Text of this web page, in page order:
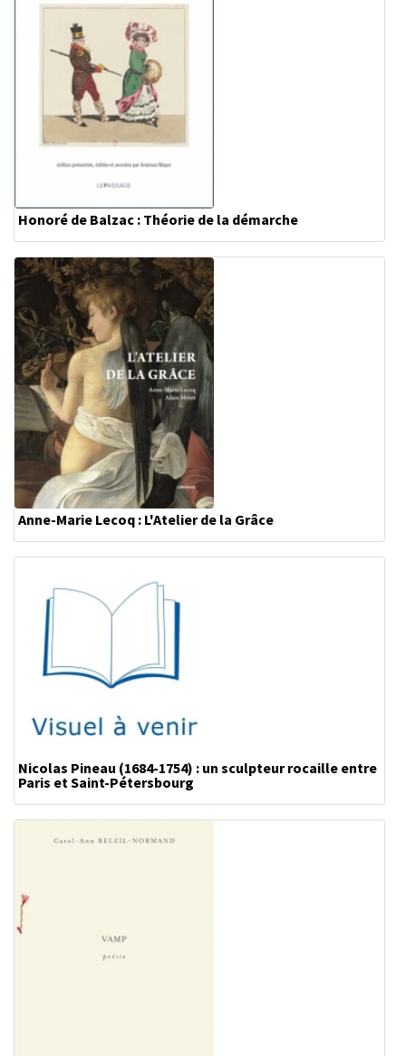
Honoré de Balzac : Théorie de la démarche
Anne-Marie Lecoq : L'Atelier de la Grâce
Nicolas Pineau (1684-1754) : un sculpteur rocaille entre
Paris et Saint-Pétersbourg